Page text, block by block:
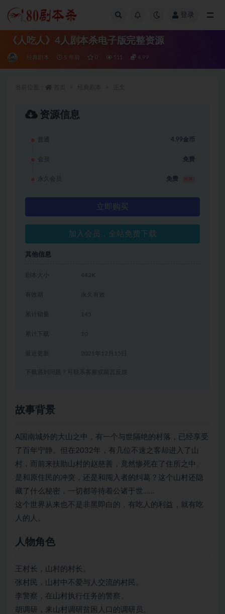
登录
《人吃人》4人剧本杀电子版完整资源
经典剧本 5 年前 0 511 4.99
资源信息
普通 4.99金币
会员 免费
永久会员 免费
立即购买
加入会员，全站免费下载
其他信息
剧本大小 442K
有效期 永久有效
累计销量 145
累计下载 10
2021年12月15日
下载遇到问题？可联系客服或留言反馈
故事背景
A国南城外的大山之中，有一个与世隔绝的村落，已经享受
了百年宁静。但在2032年，有几位不速之客却进入了山
村，而前来扶助山村的赵慈善，竟然惨死在了住所之中。
是和原住民的冲突，还是和闯入者的纠葛？这个山村还隐
藏了什么秘密，一切都等待着公诸于世……
这个世界从来也不是非黑即白的，有吃人的利益，就有吃
人的人。
人物角色
王村长，山村的村长。
张村民，山村中不爱与人交流的村民。
李警察，在山村执行任务的警察。
胡调研，来山村调研贫困人口的调研员。